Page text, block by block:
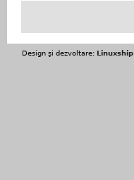
Design şi dezvoltare: Linuxship